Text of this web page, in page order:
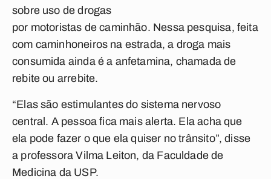
sobre uso de drogas
por motoristas de caminhão. Nessa pesquisa, feita
com caminhoneiros na estrada, a droga mais
consumida ainda é a anfetamina, chamada de
rebite ou arrebite.
“Elas são estimulantes do sistema nervoso
central. A pessoa fica mais alerta. Ela acha que
ela pode fazer o que ela quiser no trânsito”, disse
a professora Vilma Leiton, da Faculdade de
Medicina da USP.